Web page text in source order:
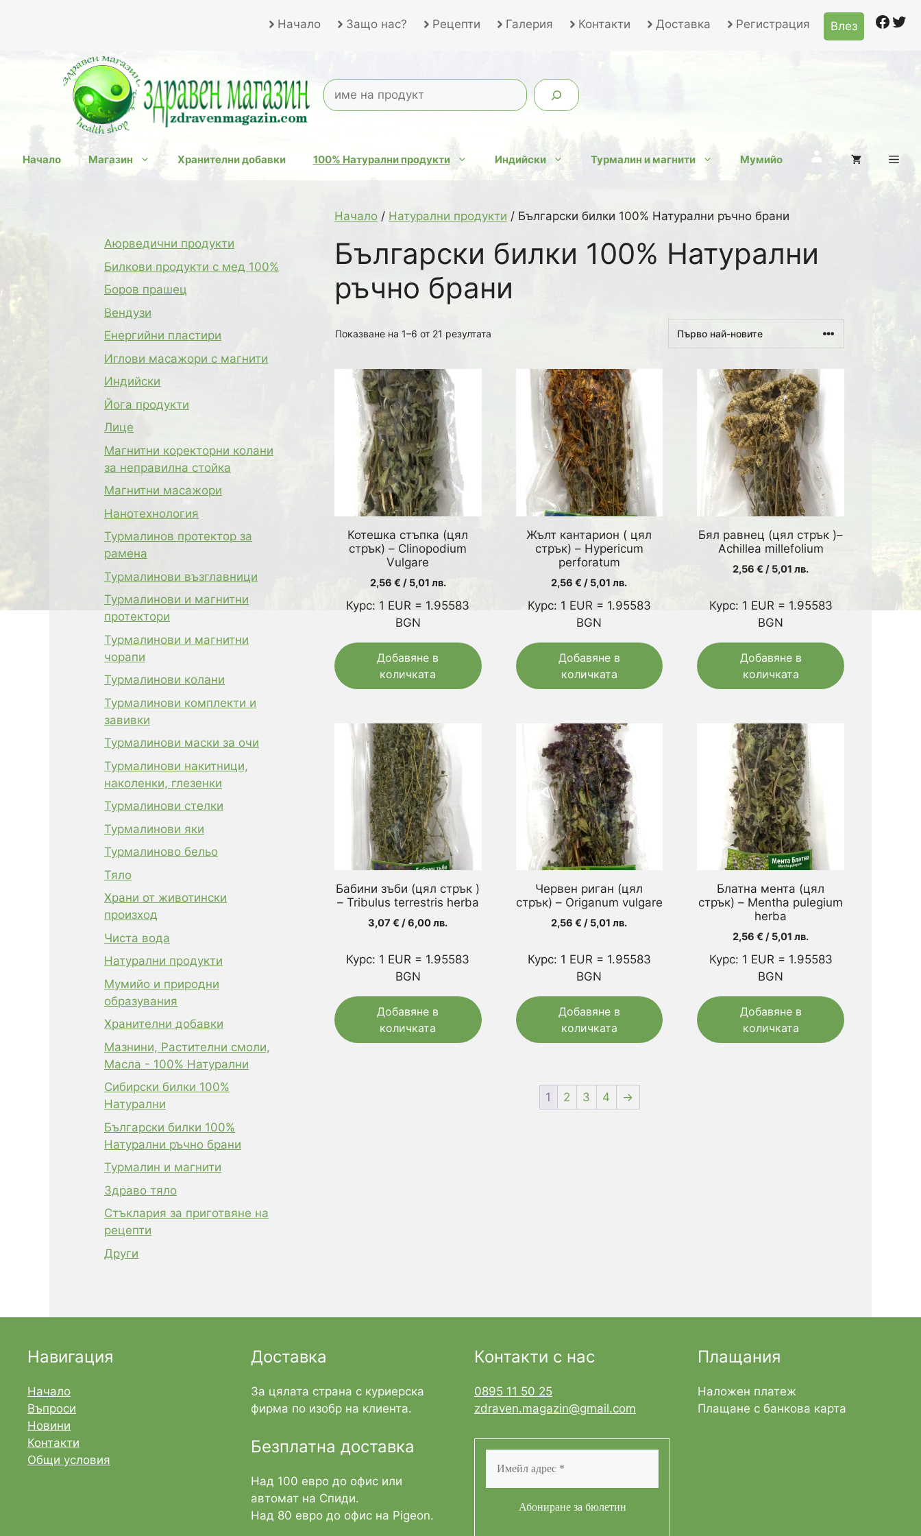
Начало Защо нас? Рецепти Галерия Контакти Доставка Регистрация Влез
Начало Магазин Хранителни добавки 100% Натурални продукти Индийски Турмалин и магнити Мумийо
Начало / Натурални продукти / Български билки 100% Натурални ръчно брани
Български билки 100% Натурални
ръчно брани
Показване на 1–6 от 21 резултата
Котешка стъпка (цял
стрък) – Clinopodium
Vulgare
2,56 € / 5,01 лв.
Курс: 1 EUR = 1.95583
BGN
Добавяне в
количката
Жълт кантарион ( цял
стрък) – Hypericum
perforatum
2,56€ / 5,01 лв.
Курс: 1 EUR = 1.95583
BGN
Добавяне в
количката
Бял равнец (цял стрък )–
Achillea millefolium
2,56€ / 5,01 лв.
Курс: 1 EUR = 1.95583
BGN
Добавяне в
количката
Бабини зъби (цял стрък )
– Tribulus terrestris herba
3,07€ / 6,00 лв.
Курс: 1 EUR = 1.95583
BGN
Добавяне в
количката
Червен риган (цял
стрък) – Origanum vulgare
2,56€ / 5,01 лв.
Курс: 1 EUR = 1.95583
BGN
Добавяне в
количката
Блатна мента (цял
стрък) – Mentha pulegium
herba
2,56€ / 5,01 лв.
Курс: 1 EUR = 1.95583
BGN
Добавяне в
количката
1 2 3 4 →
Аюрведични продукти
Билкови продукти с мед 100%
Боров прашец
Вендузи
Енергийни пластири
Иглови масажори с магнити
Индийски
Йога продукти
Лице
Магнитни коректорни колани
за неправилна стойка
Магнитни масажори
Нанотехнология
Турмалинов протектор за
рамена
Турмалинови възглавници
Турмалинови и магнитни
протектори
Турмалинови и магнитни
чорапи
Турмалинови колани
Турмалинови комплекти и
завивки
Турмалинови маски за очи
Турмалинови накитници,
наколенки, глезенки
Турмалинови стелки
Турмалинови яки
Турмалиново бельо
Тяло
Храни от животински
произход
Чиста вода
Натурални продукти
Мумийо и природни
образувания
Хранителни добавки
Мазнини, Растителни смоли,
Масла - 100% Натурални
Сибирски билки 100%
Натурални
Български билки 100%
Натурални ръчно брани
Турмалин и магнити
Здраво тяло
Стъклария за приготвяне на
рецепти
Други
Навигация
Начало
Въпроси
Новини
Контакти
Общи условия
Доставка
За цялата страна с куриерска
фирма по изобр на клиента.
Безплатна доставка
Над 100 евро до офис или
автомат на Спиди.
Над 80 евро до офис на Pigeon.
Контакти с нас
0895 11 50 25
zdraven.magazin@gmail.com
Плащания
Наложен платеж
Плащане с банкова карта